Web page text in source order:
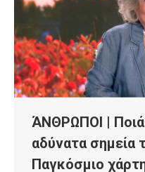
ΆΝΘΡΩΠΟΙ | Ποιά
αδύνατα σημεία
Παγκόσμιο